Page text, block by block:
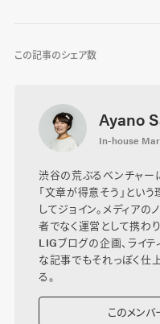
この記事のシェア数
Ayano
In-house
渋谷の荒ぶるベンチャー
「文章が得意そう」とい
してジョイン。メディアの
者でなく運営として携わ
LIGブログの企画、ライテ
な記事でもそれっぽく
る。
このメン